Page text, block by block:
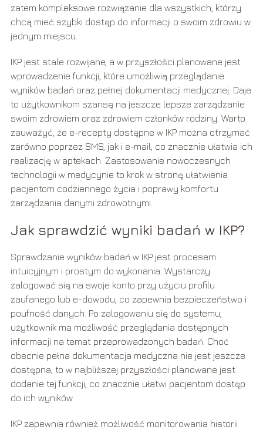
zatem kompleksowe rozwiązanie dla wszystkich, którzy
chcą mieć szybki dostęp do informacji o swoim zdrowiu w
jednym miejscu.
IKP jest stale rozwijane, a w przyszłości planowane jest
wprowadzenie funkcji, które umożliwią przeglądanie
wyników badań oraz pełnej dokumentacji medycznej. Daje
to użytkownikom szansę na jeszcze lepsze zarządzanie
swoim zdrowiem oraz zdrowiem członków rodziny. Warto
zauważyć, że e-recepty dostępne w IKP można otrzymać
zarówno poprzez SMS, jak i e-mail, co znacznie ułatwia ich
realizację w aptekach. Zastosowanie nowoczesnych
technologii w medycynie to krok w stronę ułatwienia
pacjentom codziennego życia i poprawy komfortu
zarządzania danymi zdrowotnymi.
Jak sprawdzić wyniki badań w IKP?
Sprawdzanie wyników badań w IKP jest procesem
intuicyjnym i prostym do wykonania. Wystarczy
zalogować się na swoje konto przy użyciu profilu
zaufanego lub e-dowodu, co zapewnia bezpieczeństwo i
poufność danych. Po zalogowaniu się do systemu,
użytkownik ma możliwość przeglądania dostępnych
informacji na temat przeprowadzonych badań. Choć
obecnie pełna dokumentacja medyczna nie jest jeszcze
dostępna, to w najbliższej przyszłości planowane jest
dodanie tej funkcji, co znacznie ułatwi pacjentom dostęp
do ich wyników.
IKP zapewnia również możliwość monitorowania historii